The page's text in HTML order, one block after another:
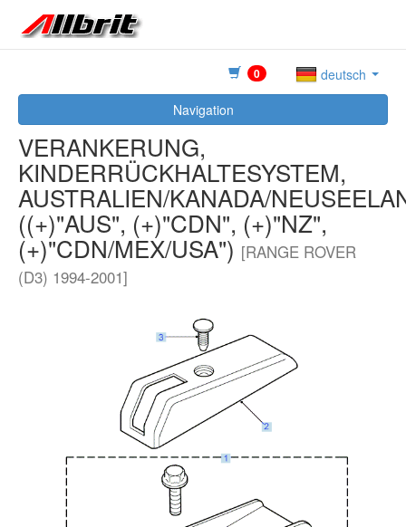
0
deutsch
Navigation
VERANKERUNG,
KINDERRÜCKHALTESYSTEM,
AUSTRALIEN/KANADA/
((+)"AUS", (+)"CDN", (+)"NZ",
(+)"CDN/MEX/USA") [RANGE ROVER
(D3) 1994-2001]